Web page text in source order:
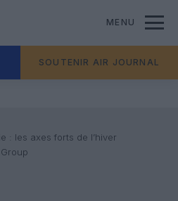
MENU
SOUTENIR AIR JOURNAL
: les axes forts de l’hiver